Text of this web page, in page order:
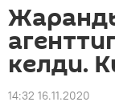
келди.
14:32 16.11.2020